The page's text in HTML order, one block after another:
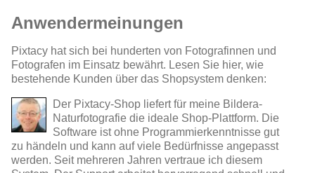
Anwendermeinungen
Pixtacy hat sich bei hunderten von Fotografinnen und
Fotografen im Einsatz bewährt. Lesen Sie hier, wie
bestehende Kunden über das Shopsystem denken:
Der Pixtacy-Shop liefert für meine Bildera-
Naturfotografie die ideale Shop-Plattform. Die
Software ist ohne Programmierkenntnisse gut
zu händeln und kann auf viele Bedürfnisse angepasst
werden. Seit mehreren Jahren vertraue ich diesem